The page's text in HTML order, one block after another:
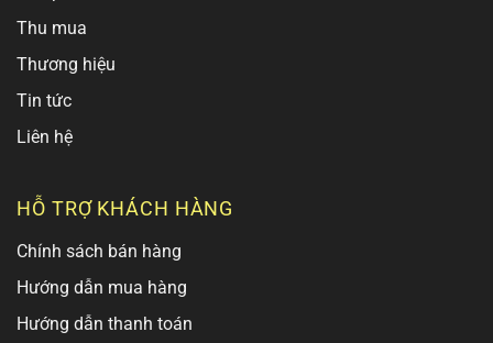
Thu mua
Thương hiệu
Tin tức
Liên hệ
HỖ TRỢ KHÁCH HÀNG
Chính sách bán hàng
Hướng dẫn mua hàng
Hướng dẫn thanh toán